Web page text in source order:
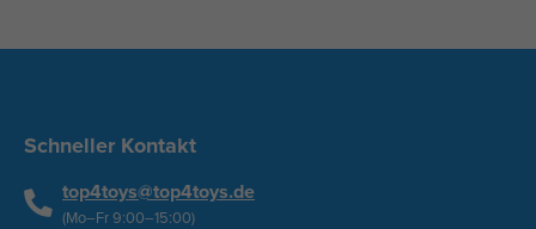
Schneller Kontakt
top4toys@top4toys.de
(Mo–Fr 9:00–15:00)